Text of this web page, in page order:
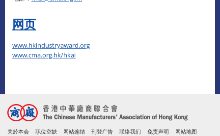
网页
www.hkindustryaward.org
www.cma.org.hk/hkai
关於本会 职位空缺 网站连结 刊登广告 联络我们 免责声明 网站地图